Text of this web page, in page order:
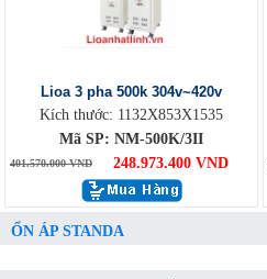
Lioa 3 pha 500k 304v~420v
Kích thước: 1132X853X1535
Mã SP: NM-500K/3II
401.570.000 VND 248.973.400 VND
ỔN ÁP STANDA